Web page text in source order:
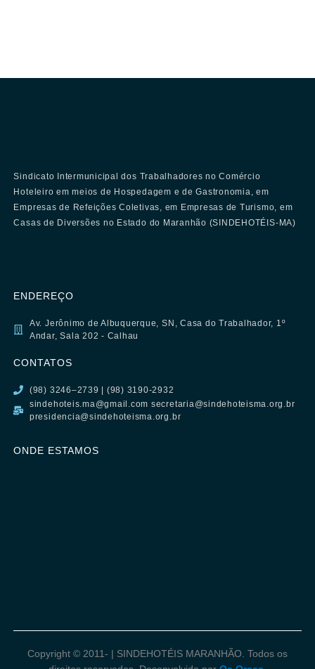
Sindicato Intermunicipal dos Trabalhadores no Comércio
Hoteleiro em meios de Hospedagem e de Gastronomia, em
Empresas de Refeições Coletivas, em Empresas de Turismo, em
Casas de Diversões no Estado do Maranhão (SINDEHOTÉIS-MA)
ENDEREÇO
Av. Jerônimo de Albuquerque, SN, Casa do Trabalhador, 1º
Andar, Sala 202 - Calhau
CONTATOS
(98) 3246–2739 | (98) 3190-2932
sindehoteis.ma@gmail.com secretaria@sindehoteisma.org.br
presidencia@sindehoteisma.org.br
ONDE ESTAMOS
Copyright © 2011- | SINDEHOTÉIS MARANHÃO. Todos os